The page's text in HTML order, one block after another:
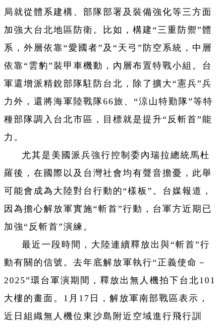
局就從體系建構、部隊部署及裝備強化等三方面
加強大台北地區防衛。比如，構建“三重防禦”體
系，外層依靠“愛國者”及“天弓”防空系統，中層
依靠“雲豹”裝甲車機動，內層布置特戰小組。台
軍還增派精銳部隊駐防台北，除了擴大“憲兵”兵
力外，還將海軍陸戰隊66旅、“涼山特勤隊”等特
種部隊調入台北市區，目標就是提升“反斬首”能
力。
尤其是美國派兵強行控制委內瑞拉總統馬杜
羅後，在國際以及台灣社會均有聲音擔憂，此舉
可能會成為大陸對台行動的“樣板”。台媒報道，
因為擔心解放軍實施“斬首”行動，台軍方近期已
加強“反斬首”演練。
最近一段時間，大陸連續釋放出與“斬首”行
動有關的信號。去年底解放軍執行“正義使命－
2025”環台軍演期間，釋放出無人機拍下台北101
大樓的畫面。1月17日，解放軍南部戰區表示，
近日組織無人機位東沙島附近空域進行飛行訓